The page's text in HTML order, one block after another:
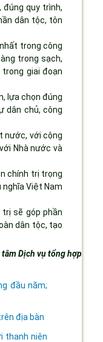
quy trình,
dân tộc, tôn
trong công
trong sạch,
giai đoạn
lựa chọn đúng
dân chủ, công
nước, với cộng
Nhà nước và
chính trị trọng
Việt Nam
sẽ góp phần
dân tộc, tạo
tâm Dịch vụ tổng hợp
đầu năm;
địa bàn
thanh niên